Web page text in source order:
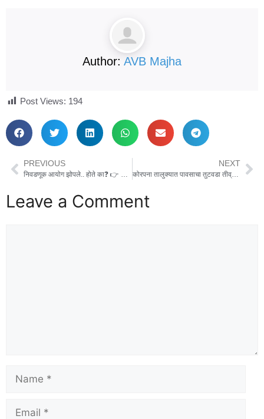
Author: AVB Majha
Post Views: 194
PREVIOUS
निवडणूक आयोग झोपले.. होते का❓ 👉 निवडणूक रद्द करण्याच्या प्रक्रियेवर संतप्त टिका. 👉निवडणूक आयोग आहे की गोंधळी आयोग ❓
NEXT
कोरपना तालुक्यात पावसाचा तुटवडा तीव्र; पिकांचे प्रचंड नुकसान
Leave a Comment